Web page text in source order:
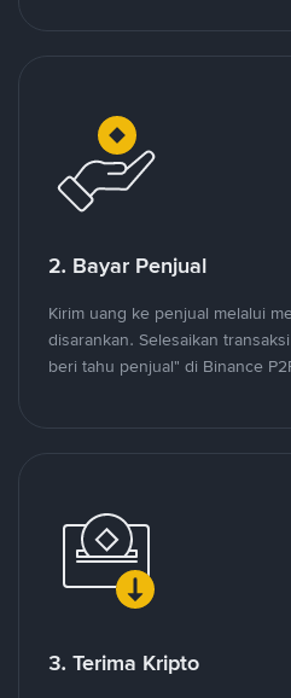
2. Bayar Penjual
Kirim uang ke penjual melalui
disarankan. Selesaikan
beri tahu penjual" di Binance
3. Terima Kripto